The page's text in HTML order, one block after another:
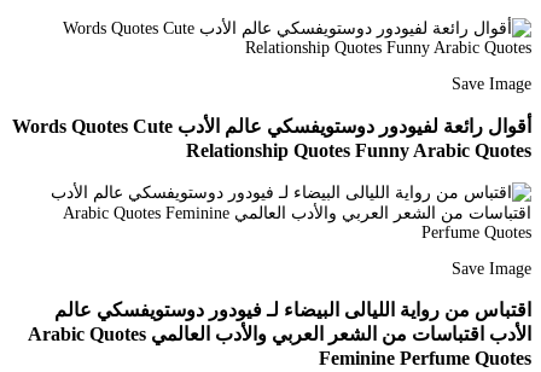
Save Image
أقوال رائعة لفيودور دوستويفسكي عالم الأدب Words Quotes Cute
Relationship Quotes Funny Arabic Quotes
Save Image
اقتباس من رواية الليالى البيضاء لـ فيودور دوستويفسكي عالم
الأدب اقتباسات من الشعر العربي والأدب العالمي Arabic Quotes
Feminine Perfume Quotes